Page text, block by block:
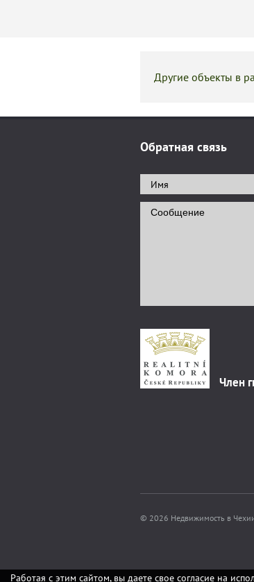
Другие объекты в
Обратная связь
Член
© 2026 Недвижимость в
Работая с этим сайтом, вы даете свое согласие на